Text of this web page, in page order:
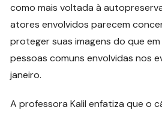
como mais voltada à
atores envolvidos parecem
proteger suas imagens do que
pessoas comuns envolvidas nos
janeiro.
A professora Kalil enfatiza que o